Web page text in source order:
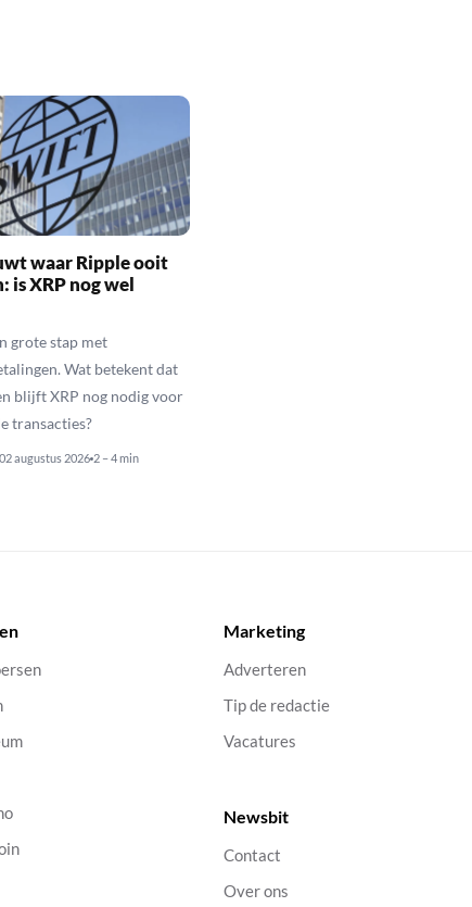
waar Ripple ooit
is XRP nog wel
grote stap met
Wat betekent dat
blijft XRP nog nodig voor
transacties?
02 augustus 2026 2 – 4 min
Marketing
Adverteren
Tip de redactie
Vacatures
Newsbit
Contact
Over ons